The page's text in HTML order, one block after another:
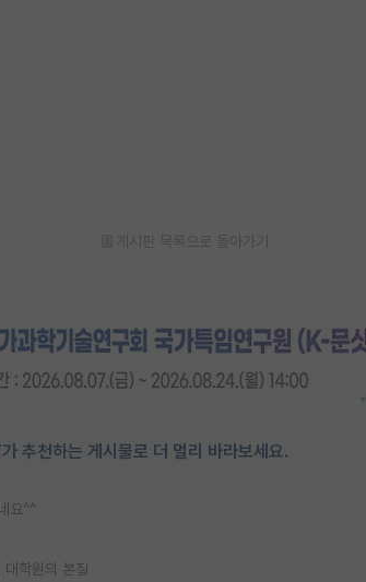
게시판 목록으로 돌아가기
추천하는 게시물로 더 멀리 바라보세요.
요^^
학원의 본질